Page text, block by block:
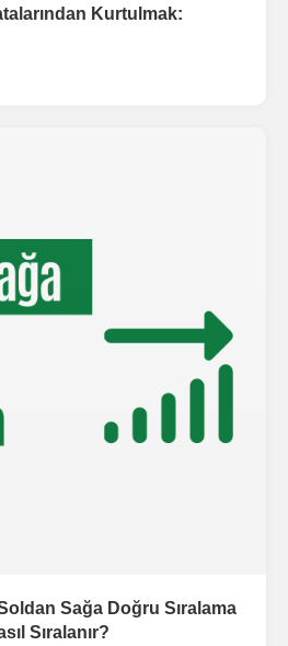
Kurtulmak:
Sağa Doğru Sıralama
Sıralanır?